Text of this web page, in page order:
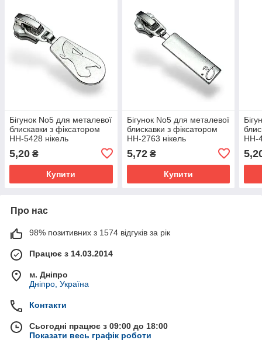
Бігунок No5 для металевої
блискавки з фіксатором
НН-5428 нікель
5,20 ₴
Купити
Бігунок No5 для металевої
блискавки з фіксатором
НН-2763 нікель
5,72₴
Купити
НН-
Про нас
98% позитивних з 1574 відгуків за рік
Працює з 14.03.2014
м. Дніпро
Дніпро, Україна
Контакти
Сьогодні працює з 09:00 до 18:00
Показати весь графік роботи